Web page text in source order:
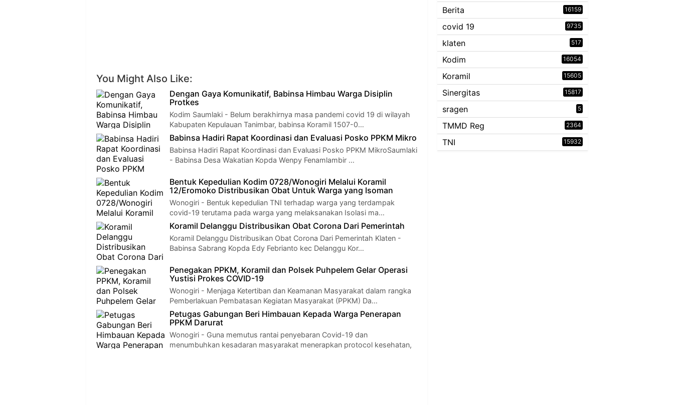
You Might Also Like:
Dengan Gaya Komunikatif, Babinsa Himbau Warga Disiplin
Protkes
Kodim Saumlaki - Belum berakhirnya masa pandemi covid 19 di wilayah
Kabupaten Kepulauan Tanimbar, babinsa Koramil 1507-0…
Babinsa Hadiri Rapat Koordinasi dan Evaluasi Posko PPKM Mikro
Babinsa Hadiri Rapat Koordinasi dan Evaluasi Posko PPKM MikroSaumlaki
- Babinsa Desa Wakatian Kopda Wenpy Fenamlambir …
Bentuk Kepedulian Kodim 0728/Wonogiri Melalui Koramil
12/Eromoko Distribusikan Obat Untuk Warga yang Isoman
Wonogiri - Bentuk kepedulian TNI terhadap warga yang terdampak
covid-19 terutama pada warga yang melaksanakan Isolasi ma…
Koramil Delanggu Distribusikan Obat Corona Dari Pemerintah
Koramil Delanggu Distribusikan Obat Corona Dari Pemerintah Klaten -
Babinsa Sabrang Kopda Edy Febrianto kec Delanggu Kor…
Penegakan PPKM, Koramil dan Polsek Puhpelem Gelar Operasi
Yustisi Prokes COVID-19
Wonogiri - Menjaga Ketertiban dan Keamanan Masyarakat dalam rangka
Pemberlakuan Pembatasan Kegiatan Masyarakat (PPKM) Da…
Petugas Gabungan Beri Himbauan Kepada Warga Penerapan
PPKM Darurat
Wonogiri - Guna memutus rantai penyebaran Covid-19 dan
menumbuhkan kesadaran masyarakat menerapkan protocol kesehatan,
Berita 16159
covid 19 9735
klaten 517
Kodim 16054
Koramil 15605
Sinergitas 15817
sragen 5
TMMD Reg 2364
TNI 15932